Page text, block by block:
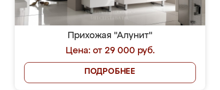
Прихожая "Алунит"
Цена: от 29 000 руб.
ПОДРОБНЕЕ